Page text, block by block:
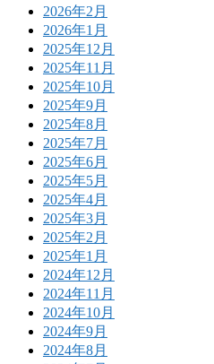
2026年2月
2026年1月
2025年12月
2025年11月
2025年10月
2025年9月
2025年8月
2025年7月
2025年6月
2025年5月
2025年4月
2025年3月
2025年2月
2025年1月
2024年12月
2024年11月
2024年10月
2024年9月
2024年8月